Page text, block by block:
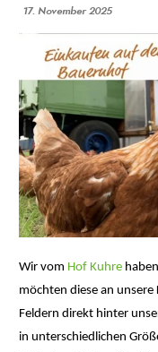
17. November 2025
Wir vom Hof Kuhre
möchten diese an
Feldern direkt hinter
in unterschiedlichen